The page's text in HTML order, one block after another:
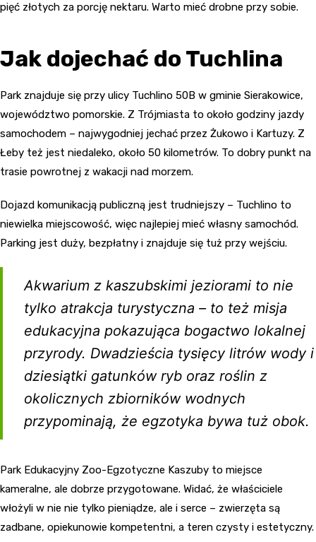
pięć złotych za porcję nektaru. Warto mieć drobne przy sobie.
Jak dojechać do Tuchlina
Park znajduje się przy ulicy Tuchlino 50B w gminie Sierakowice,
województwo pomorskie. Z Trójmiasta to około godziny jazdy
samochodem – najwygodniej jechać przez Żukowo i Kartuzy. Z
Łeby też jest niedaleko, około 50 kilometrów. To dobry punkt na
trasie powrotnej z wakacji nad morzem.
Dojazd komunikacją publiczną jest trudniejszy – Tuchlino to
niewielka miejscowość, więc najlepiej mieć własny samochód.
Parking jest duży, bezpłatny i znajduje się tuż przy wejściu.
Akwarium z kaszubskimi jeziorami to nie
tylko atrakcja turystyczna – to też misja
edukacyjna pokazująca bogactwo lokalnej
przyrody. Dwadzieścia tysięcy litrów wody i
dziesiątki gatunków ryb oraz roślin z
okolicznych zbiorników wodnych
przypominają, że egzotyka bywa tuż obok.
Park Edukacyjny Zoo-Egzotyczne Kaszuby to miejsce
kameralne, ale dobrze przygotowane. Widać, że właściciele
włożyli w nie nie tylko pieniądze, ale i serce – zwierzęta są
zadbane, opiekunowie kompetentni, a teren czysty i estetyczny.